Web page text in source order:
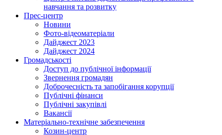
навчання та розвитку
Прес-центр
Новини
Фото-відеоматеріали
Дайджест 2023
Дайджест 2024
Громадськості
Доступ до публічної інформації
Звернення громадян
Доброчесність та запобігання корупції
Публічні фінанси
Публічні закупівлі
Вакансії
Матеріально-технічне забезпечення
Козин-центр